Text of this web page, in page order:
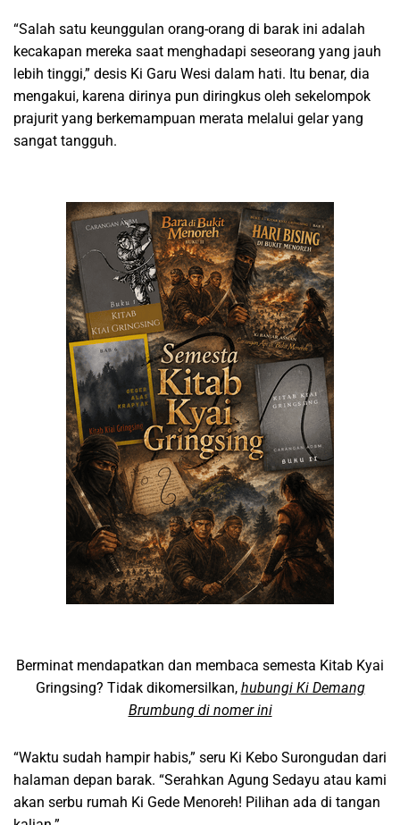
“Salah satu keunggulan orang-orang di barak ini adalah
kecakapan mereka saat menghadapi seseorang yang jauh
lebih tinggi,” desis Ki Garu Wesi dalam hati. Itu benar, dia
mengakui, karena dirinya pun diringkus oleh sekelompok
prajurit yang berkemampuan merata melalui gelar yang
sangat tangguh.
Berminat mendapatkan dan membaca semesta Kitab Kyai
Gringsing? Tidak dikomersilkan, hubungi Ki Demang
Brumbung di nomer ini
“Waktu sudah hampir habis,” seru Ki Kebo Surongudan dari
halaman depan barak. “Serahkan Agung Sedayu atau kami
akan serbu rumah Ki Gede Menoreh! Pilihan ada di tangan